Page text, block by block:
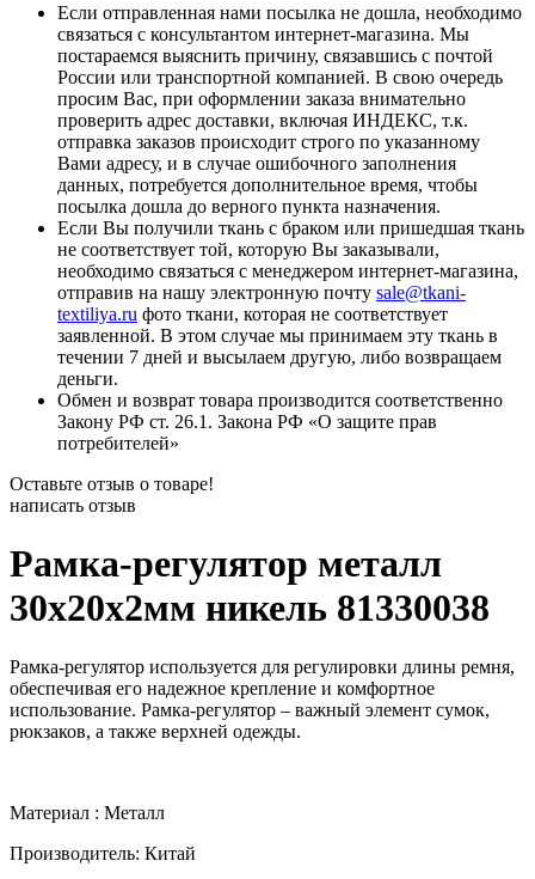
Если отправленная нами посылка не дошла, необходимо
связаться с консультантом интернет-магазина. Мы
постараемся выяснить причину, связавшись с почтой
России или транспортной компанией. В свою очередь
просим Вас, при оформлении заказа внимательно
проверить адрес доставки, включая ИНДЕКС, т.к.
отправка заказов происходит строго по указанному
Вами адресу, и в случае ошибочного заполнения
данных, потребуется дополнительное время, чтобы
посылка дошла до верного пункта назначения.
Если Вы получили ткань с браком или пришедшая ткань
не соответствует той, которую Вы заказывали,
необходимо связаться с менеджером интернет-магазина,
отправив на нашу электронную почту sale@tkani-
textiliya.ru фото ткани, которая не соответствует
заявленной. В этом случае мы принимаем эту ткань в
течении 7 дней и высылаем другую, либо возвращаем
деньги.
Обмен и возврат товара производится соответственно
Закону РФ ст. 26.1. Закона РФ «О защите прав
потребителей»
Оставьте отзыв о товаре!
написать отзыв
Рамка-регулятор металл
30х20х2мм никель 81330038
Рамка-регулятор используется для регулировки длины ремня,
обеспечивая его надежное крепление и комфортное
использование. Рамка-регулятор – важный элемент сумок,
рюкзаков, а также верхней одежды.
Материал : Металл
Производитель: Китай